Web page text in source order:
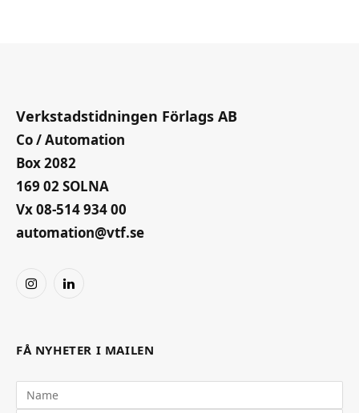
Verkstadstidningen Förlags AB
Co / Automation
Box 2082
169 02 SOLNA
Vx 08-514 934 00
automation@vtf.se
InstagramLinkedIn
FÅ NYHETER I MAILEN